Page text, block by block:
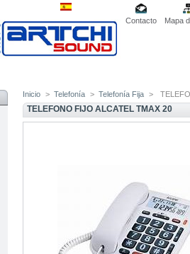
Contacto Mapa
Inicio > Telefonía > Telefonía Fija >
TELEFONO FIJO ALCATEL TMAX 20